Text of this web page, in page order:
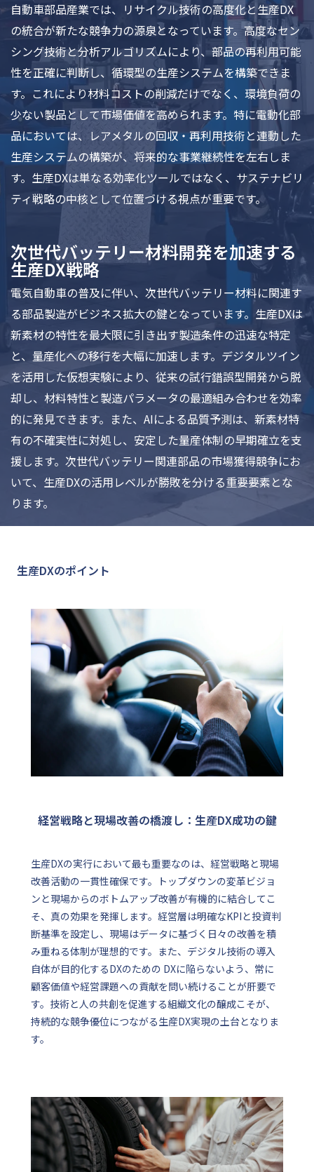
自動車部品産業では、リサイクル技術の高度化と生産DX
の統合が新たな競争力の源泉となっています。高度なセン
シング技術と分析アルゴリズムにより、部品の再利用可能
性を正確に判断し、循環型の生産システムを構築できま
す。これにより材料コストの削減だけでなく、環境負荷の
少ない製品として市場価値を高められます。特に電動化部
品においては、レアメタルの回収・再利用技術と連動した
生産システムの構築が、将来的な事業継続性を左右しま
す。生産DXは単なる効率化ツールではなく、サステナビリ
ティ戦略の中核として位置づける視点が重要です。
次世代バッテリー材料開発を加速する
生産DX戦略
電気自動車の普及に伴い、次世代バッテリー材料に関連す
る部品製造がビジネス拡大の鍵となっています。生産DXは
新素材の特性を最大限に引き出す製造条件の迅速な特定
と、量産化への移行を大幅に加速します。デジタルツイン
を活用した仮想実験により、従来の試行錯誤型開発から脱
却し、材料特性と製造パラメータの最適組み合わせを効率
的に発見できます。また、AIによる品質予測は、新素材特
有の不確実性に対処し、安定した量産体制の早期確立を支
援します。次世代バッテリー関連部品の市場獲得競争にお
いて、生産DXの活用レベルが勝敗を分ける重要要素とな
ります。
生産DXのポイント
経営戦略と現場改善の橋渡し：生産DX成功の鍵
生産DXの実行において最も重要なのは、経営戦略と現場
改善活動の一貫性確保です。トップダウンの変革ビジョ
ンと現場からのボトムアップ改善が有機的に結合してこ
そ、真の効果を発揮します。経営層は明確なKPIと投資判
断基準を設定し、現場はデータに基づく日々の改善を積
み重ねる体制が理想的です。また、デジタル技術の導入
自体が目的化するDXのための DXに陥らないよう、常に
顧客価値や経営課題への貢献を問い続けることが肝要で
す。技術と人の共創を促進する組織文化の醸成こそが、
持続的な競争優位につながる生産DX実現の土台となりま
す。